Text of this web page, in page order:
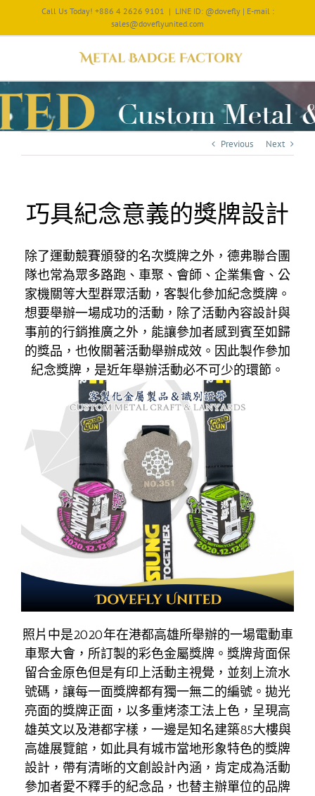
Call Us Today! +886 4 2626 9101 | LINE ID: @dovefly | E-mail :
sales@doveflyunited.com
Previous Next
巧具紀念意義的獎牌設計
除了運動競賽頒發的名次獎牌之外，德弗聯合團
隊也常為眾多路跑、車聚、會師、企業集會、公
家機關等大型群眾活動，客製化參加紀念獎牌。
想要舉辦一場成功的活動，除了活動內容設計與
事前的行銷推廣之外，能讓參加者感到賓至如歸
的獎品，也攸關著活動舉辦成效。因此製作參加
紀念獎牌，是近年舉辦活動必不可少的環節。
照片中是2020年在港都高雄所舉辦的一場電動車
車聚大會，所訂製的彩色金屬獎牌。獎牌背面保
留合金原色但是有印上活動主視覺，並刻上流水
號碼，讓每一面獎牌都有獨一無二的編號。拋光
亮面的獎牌正面，以多重烤漆工法上色，呈現高
雄英文以及港都字樣，一邊是知名建築85大樓與
高雄展覽館，如此具有城市當地形象特色的獎牌
設計，帶有清晰的文創設計內涵，肯定成為活動
參加者愛不釋手的紀念品，也替主辦單位的品牌